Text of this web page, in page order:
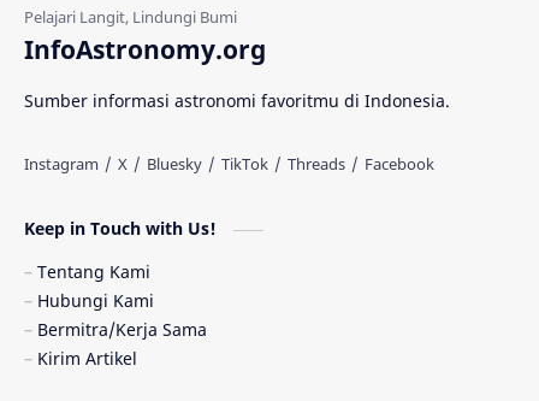
Gerhana Matahari
Quasar
TanyaAstro
InfoAstronomy.org
Sumber informasi astronomi favoritmu di Indonesia.
Keep in Touch with Us!
Tentang Kami
Hubungi Kami
Bermitra/Kerja Sama
Kirim Artikel